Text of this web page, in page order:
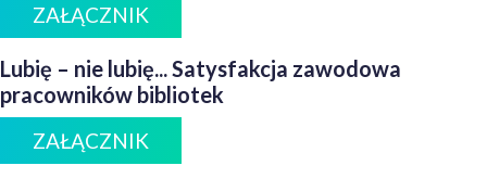
ZAŁĄCZNIK
Lubię – nie lubię... Satysfakcja zawodowa
pracowników bibliotek
ZAŁĄCZNIK